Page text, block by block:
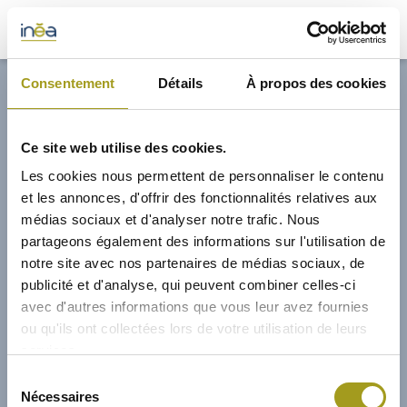
Consentement Détails À propos des cookies
Ce site web utilise des cookies.
Les cookies nous permettent de personnaliser le contenu
et les annonces, d'offrir des fonctionnalités relatives aux
médias sociaux et d'analyser notre trafic. Nous
partageons également des informations sur l'utilisation de
notre site avec nos partenaires de médias sociaux, de
publicité et d'analyse, qui peuvent combiner celles-ci
avec d'autres informations que vous leur avez fournies
ou qu'ils ont collectées lors de votre utilisation de leurs
Nécessaires
33,00€
ACTUS
INVESTISSEURS
PORTE-DOCUMENTS
GREEN BUILDING